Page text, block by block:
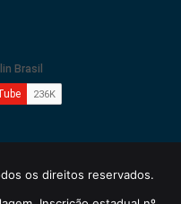
os direitos reservados.